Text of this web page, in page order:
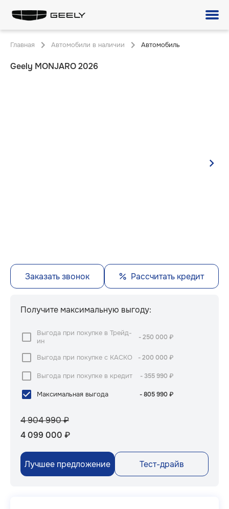
Главная Автомобили в наличии Автомобиль
Geely MONJARO 2026
Заказать звонок Рассчитать кредит
Получите максимальную выгоду:
Выгода при покупке в Трейд-
ин
- 250 000 ₽
Выгода при покупке с КАСКО - 200 000 ₽
Выгода при покупке в кредит - 355 990 ₽
Максимальная выгода - 805 990 ₽
4 904 990₽
4 099 000 ₽
Лучшее предложение Тест-драйв